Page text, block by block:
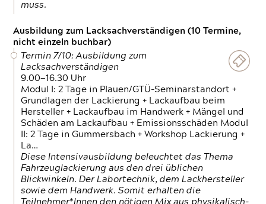
muss.
Ausbildung zum Lacksachverständigen (10 Termine,
nicht einzeln buchbar)
Termin 7/10: Ausbildung zum
Lacksachverständigen
9.00—16.30 Uhr
Modul I: 2 Tage in Plauen/GTÜ-Seminarstandort +
Grundlagen der Lackierung + Lackaufbau beim
Hersteller + Lackaufbau im Handwerk + Mängel und
Schäden am Lackaufbau + Emissionsschäden Modul
II: 2 Tage in Gummersbach + Workshop Lackierung +
La…
Diese Intensivausbildung beleuchtet das Thema
Fahrzeuglackierung aus den drei üblichen
Blickwinkeln. Der Labortechnik, dem Lackhersteller
sowie dem Handwerk. Somit erhalten die
Teilnehmer*Innen den nötigen Mix aus physikalisch-